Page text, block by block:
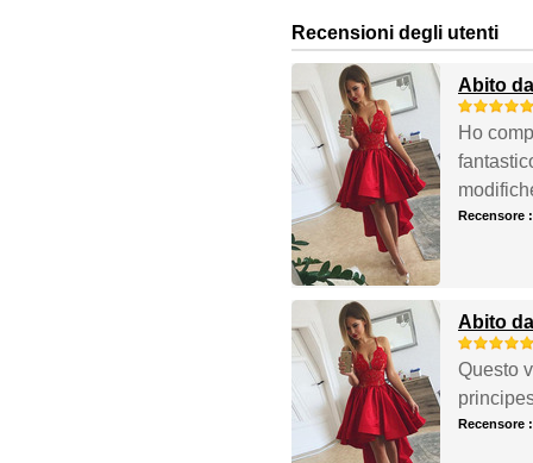
Recensioni degli utenti
Abito
Ho
Recensore
Abito
Questo
Recensore